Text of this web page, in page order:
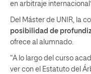
en arbitraje
Del Máster de UNIR, la
posibilidad de
ofrece al alumnado.
“A lo largo del curso
ver con el Estatuto del